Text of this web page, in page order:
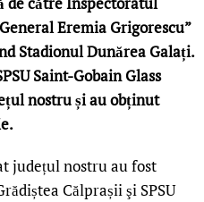
Eremia Grigorescu”
Stadionul Dunărea Galați.
Saint-Gobain Glass
nostru și au obținut
județul nostru au fost
Călprașii şi SPSU